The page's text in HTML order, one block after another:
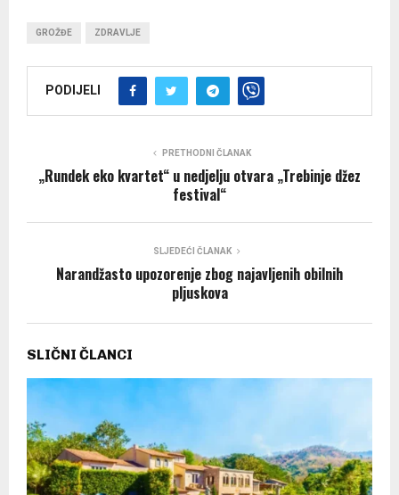
GROŽĐE ZDRAVLJE
PODIJELI
PRETHODNI ČLANAK
„Rundek eko kvartet“ u nedjelju otvara „Trebinje džez
festival“
SLJEDEĆI ČLANAK
Narandžasto upozorenje zbog najavljenih obilnih
pljuskova
SLIČNI ČLANCI